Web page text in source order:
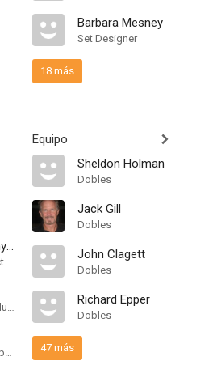
Joseph B. Conmy IV
Supervisor de Efectos Visuales
Visual Effects Producer
Special Effects Supervisor
Barbara Mesney
Set Designer
18 más
Equipo
Sheldon Holman
Dobles
Jack Gill
Dobles
John Clagett
Dobles
Richard Epper
Dobles
47 más